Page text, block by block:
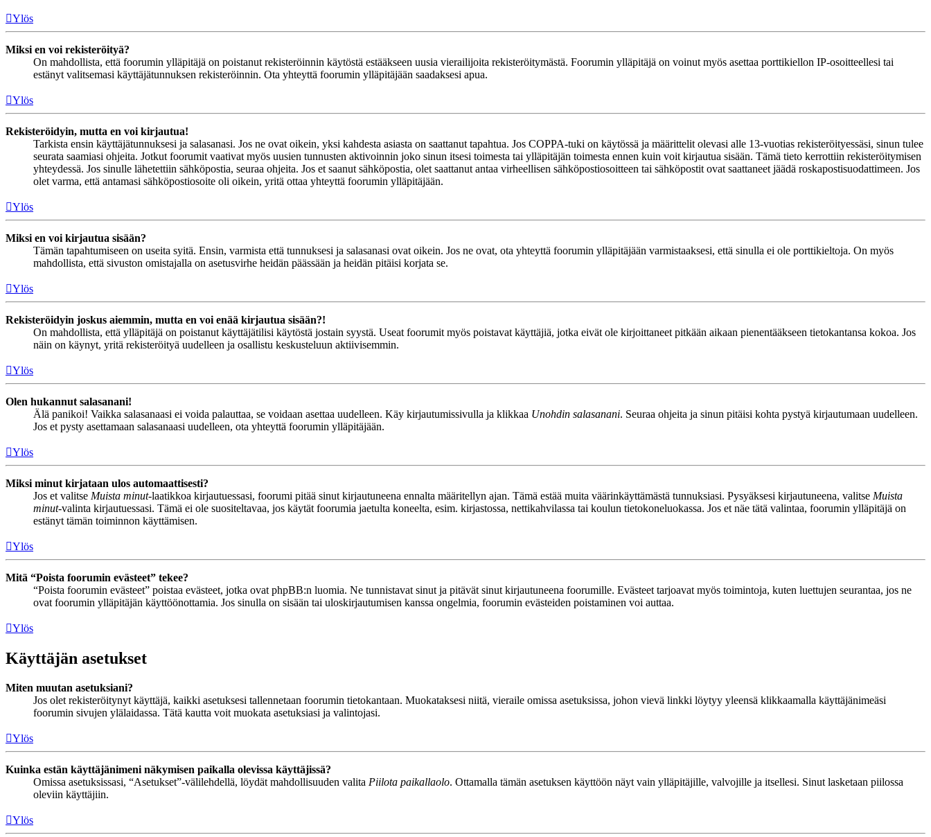
Ylös
Miksi en voi rekisteröityä?
On mahdollista, että foorumin ylläpitäjä on poistanut rekisteröinnin käytöstä estääkseen uusia vierailijoita rekisteröitymästä. Foorumin ylläpitäjä on voinut myös asettaa porttikiellon IP-osoitteellesi tai
estänyt valitsemasi käyttäjätunnuksen rekisteröinnin. Ota yhteyttä foorumin ylläpitäjään saadaksesi apua.
Ylös
Rekisteröidyin, mutta en voi kirjautua!
Tarkista ensin käyttäjätunnuksesi ja salasanasi. Jos ne ovat oikein, yksi kahdesta asiasta on saattanut tapahtua. Jos COPPA-tuki on käytössä ja määrittelit olevasi alle 13-vuotias rekisteröityessäsi, sinun tulee
seurata saamiasi ohjeita. Jotkut foorumit vaativat myös uusien tunnusten aktivoinnin joko sinun itsesi toimesta tai ylläpitäjän toimesta ennen kuin voit kirjautua sisään. Tämä tieto kerrottiin rekisteröitymisen
yhteydessä. Jos sinulle lähetettiin sähköpostia, seuraa ohjeita. Jos et saanut sähköpostia, olet saattanut antaa virheellisen sähköpostiosoitteen tai sähköpostit ovat saattaneet jäädä roskapostisuodattimeen. Jos
olet varma, että antamasi sähköpostiosoite oli oikein, yritä ottaa yhteyttä foorumin ylläpitäjään.
Ylös
Miksi en voi kirjautua sisään?
Tämän tapahtumiseen on useita syitä. Ensin, varmista että tunnuksesi ja salasanasi ovat oikein. Jos ne ovat, ota yhteyttä foorumin ylläpitäjään varmistaaksesi, että sinulla ei ole porttikieltoja. On myös
mahdollista, että sivuston omistajalla on asetusvirhe heidän päässään ja heidän pitäisi korjata se.
Ylös
Rekisteröidyin joskus aiemmin, mutta en voi enää kirjautua sisään?!
On mahdollista, että ylläpitäjä on poistanut käyttäjätilisi käytöstä jostain syystä. Useat foorumit myös poistavat käyttäjiä, jotka eivät ole kirjoittaneet pitkään aikaan pienentääkseen tietokantansa kokoa. Jos
näin on käynyt, yritä rekisteröityä uudelleen ja osallistu keskusteluun aktiivisemmin.
Ylös
Olen hukannut salasanani!
Älä panikoi! Vaikka salasanaasi ei voida palauttaa, se voidaan asettaa uudelleen. Käy kirjautumissivulla ja klikkaa Unohdin salasanani. Seuraa ohjeita ja sinun pitäisi kohta pystyä kirjautumaan uudelleen.
Jos et pysty asettamaan salasanaasi uudelleen, ota yhteyttä foorumin ylläpitäjään.
Ylös
Miksi minut kirjataan ulos automaattisesti?
Jos et valitse Muista minut-laatikkoa kirjautuessasi, foorumi pitää sinut kirjautuneena ennalta määritellyn ajan. Tämä estää muita väärinkäyttämästä tunnuksiasi. Pysyäksesi kirjautuneena, valitse Muista
minut-valinta kirjautuessasi. Tämä ei ole suositeltavaa, jos käytät foorumia jaetulta koneelta, esim. kirjastossa, nettikahvilassa tai koulun tietokoneluokassa. Jos et näe tätä valintaa, foorumin ylläpitäjä on
estänyt tämän toiminnon käyttämisen.
Ylös
Mitä “Poista foorumin evästeet” tekee?
“Poista foorumin evästeet” poistaa evästeet, jotka ovat phpBB:n luomia. Ne tunnistavat sinut ja pitävät sinut kirjautuneena foorumille. Evästeet tarjoavat myös toimintoja, kuten luettujen seurantaa, jos ne
ovat foorumin ylläpitäjän käyttöönottamia. Jos sinulla on sisään tai uloskirjautumisen kanssa ongelmia, foorumin evästeiden poistaminen voi auttaa.
Ylös
Käyttäjän asetukset
Miten muutan asetuksiani?
Jos olet rekisteröitynyt käyttäjä, kaikki asetuksesi tallennetaan foorumin tietokantaan. Muokataksesi niitä, vieraile omissa asetuksissa, johon vievä linkki löytyy yleensä klikkaamalla käyttäjänimeäsi
foorumin sivujen ylälaidassa. Tätä kautta voit muokata asetuksiasi ja valintojasi.
Ylös
Kuinka estän käyttäjänimeni näkymisen paikalla olevissa käyttäjissä?
Omissa asetuksissasi, “Asetukset”-välilehdellä, löydät mahdollisuuden valita Piilota paikallaolo. Ottamalla tämän asetuksen käyttöön näyt vain ylläpitäjille, valvojille ja itsellesi. Sinut lasketaan piilossa
oleviin käyttäjiin.
Ylös